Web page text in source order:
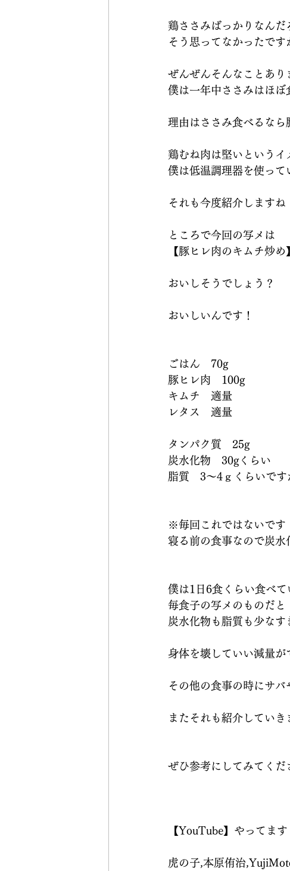
鶏ささみばっかりなんだ
そう思ってなかったです
ぜんぜんそんなことあり
僕は一年中ささみはほぼ
理由はささみ食べるな
鶏むね肉は堅いというイ
僕は低温調理器を使って
それも今度紹介しますね
ところで今回の写メは
【豚ヒレ肉のキムチ炒め
おいしそうでしょう？
おいしいんです！
ごはん　70g
豚ヒレ肉　100g
キムチ　適量
レタス　適量
タンパク質　25g
炭水化物　30gくらい
脂質　3～4ｇくらいです
※毎回これではないです
寝る前の食事なので炭水
僕は1日6食くらい食べて
毎食子の写メのものだと
炭水化物も脂質も少なす
身体を壊していい減量が
その他の食事の時にサバ
またそれも紹介していき
ぜひ参考にしてみてくだ
【YouTube】やってます
虎の子,本原侑治